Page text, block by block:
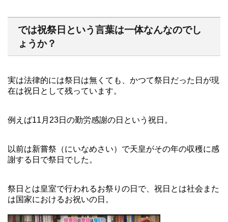
では祝祭日という言葉は一体なんなのでし
ょうか？
実は法律的には祭日は無くても、かつて祭日だった日が現
在は祝日として残っています。
例えば11月23日の勤労感謝の日という祝日。
以前は新嘗祭（にいなめさい）で天皇がその年の収穫に感
謝する日で祭日でした。
祭日とは皇室で行われるお祭りの日で、祝日とは社会また
は国家におけるお祝いの日。